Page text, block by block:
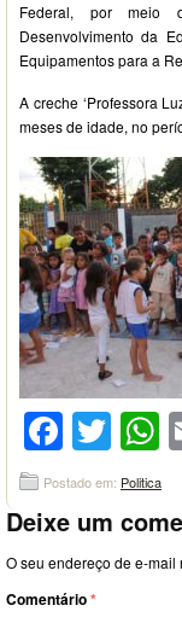
Federal, por meio
Desenvolvimento da
Equipamentos para a
A creche ‘Professora
meses de idade, no
Postado em: Politica
Deixe um
O seu endereço de e-mail
Comentário*